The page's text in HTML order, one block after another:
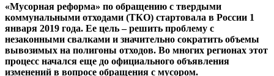
«Мусорная реформа» по обращению с твердыми
коммунальными отходами (ТКО) стартовала в России 1
января 2019 года. Ее цель – решить проблему с
незаконными свалками и значительно сократить объемы
вывозимых на полигоны отходов. Во многих регионах этот
процесс начался еще до официального объявления
изменений в вопросе обращения с мусором.